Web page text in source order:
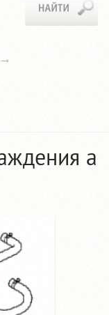
a